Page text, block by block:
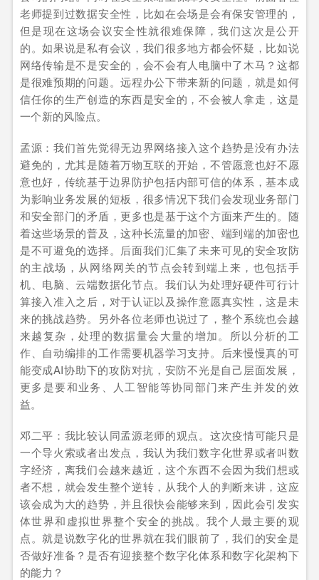
老师提到过数据安全性，比如在会场是会有保安管理的，
但是现在这场会议安全性就很难保障，我们这次是公开
的。如果说是私有会议，我们很多地方都会怀疑，比如说
网络传输是不是安全的，会不会有人电脑中了木马？这都
是很难预期的问题。远程办公下带来新的问题，就是如何
信任你的生产创造的东西是安全的，不会被人拿走，这是
一个新的风险点。
孟源：我们首先觉得无边界网络接入这个趋势是没有办法
避免的，尤其是随着万物互联的开始，不管愿意也好不愿
意也好，传统基于边界防护包括内部可信的体系，基本成
为影响业务发展的短板，很多情况下我们会发现业务部门
和安全部门的矛盾，更多也是基于这个方面来产生的。随
着这些场景的普及，这种长流量的加密、端到端的加密也
是不可避免的选择。后面我们汇集了未来可见的安全攻防
的主战场，从网络网关的节点会转到端上来，也包括手
机、电脑、云端数据化节点。我们认为处理好硬件可行计
算接入准入之后，对于认证以及操作意愿真实性，这是未
来的挑战趋势。另外各位老师也说过了，整个系统也会越
来越复杂，处理的数据量会大量的增加。所以分析的工
作、自动编排的工作需要机器学习支持。后来慢慢真的可
能变成AI协助下的攻防对抗，安防不光是自己层面发展，
更多是要和业务、人工智能等协同部门来产生并发的效
益。
邓二平：我比较认同孟源老师的观点。这次疫情可能只是
一个导火索或者出发点，我认为我们数字化世界或者叫数
字经济，离我们会越来越近，这个东西不会因为我们想或
者不想，就会发生整个逆转，从我个人的判断来讲，这应
该会成为大的趋势，并且很快会能够来到，因此会引发实
体世界和虚拟世界整个安全的挑战。我个人最主要的观
点。就是说数字化的世界就在我们眼前了，我们的安全是
否做好准备？是否有迎接整个数字化体系和数字化架构下
的能力？